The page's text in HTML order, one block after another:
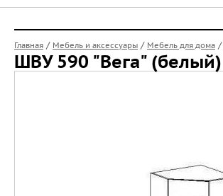
Главная / Мебель и аксессуары / Мебель для дома /
ШВУ 590 "Вега" (белый)